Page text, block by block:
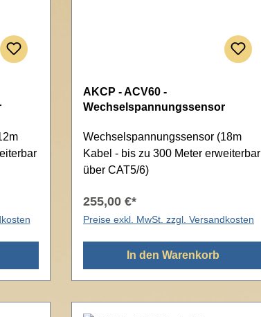
AKCP - ACV60 -
Wechselspannungssensor
Wechselspannungssensor (18m
Kabel - bis zu 300 Meter erweiterbar
über CAT5/6)
255,00 €*
Preise exkl. MwSt. zzgl. Versandkosten
In den Warenkorb